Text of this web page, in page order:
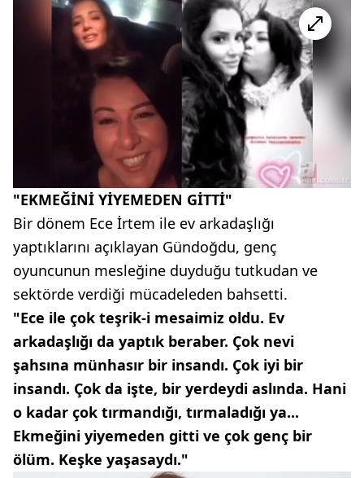
"EKMEĞİNİ YİYEMEDEN GİTTİ"
Bir dönem Ece İrtem ile ev arkadaşlığı
yaptıklarını açıklayan Gündoğdu, genç
oyuncunun mesleğine duyduğu tutkudan ve
sektörde verdiği mücadeleden bahsetti.
"Ece ile çok teşrik-i mesaimiz oldu. Ev
arkadaşlığı da yaptık beraber. Çok nevi
şahsına münhasır bir insandı. Çok iyi bir
insandı. Çok da işte, bir yerdeydi aslında. Hani
o kadar çok tırmandığı, tırmaladığı ya...
Ekmeğini yiyemeden gitti ve çok genç bir
ölüm. Keşke yaşasaydı."